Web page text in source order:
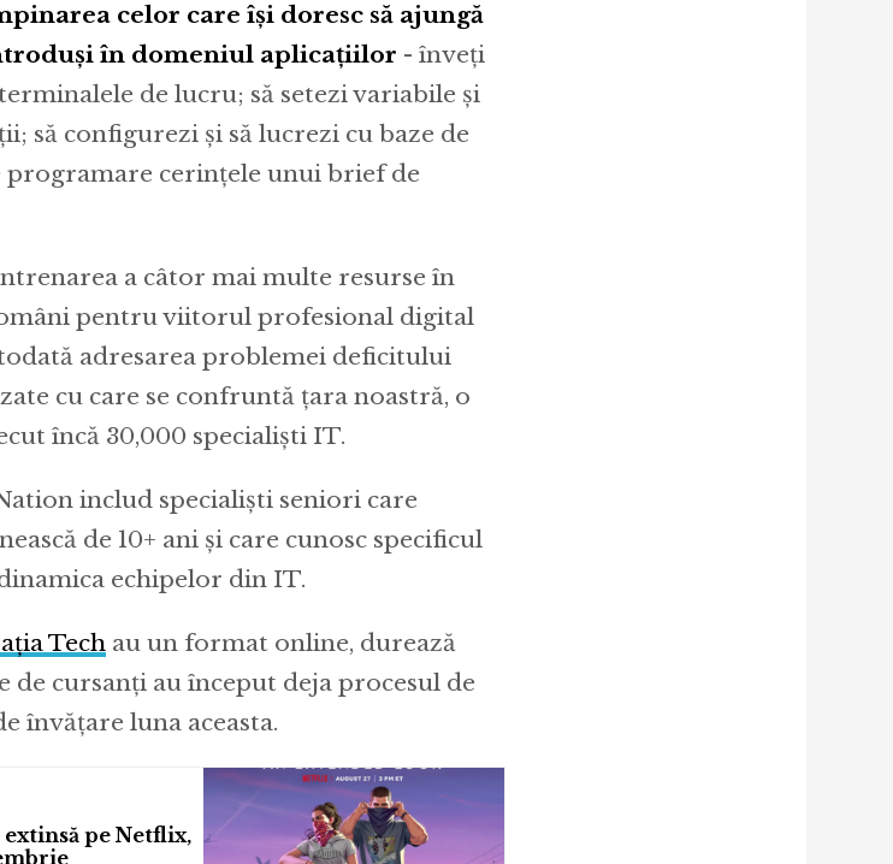
celor care își doresc să ajungă
în domeniul aplicațiilor - înveți
de lucru; să setezi variabile și
să configurezi și să lucrezi cu baze de
programare cerințele unui brief de
a câtor mai multe resurse în
pentru viitorul profesional digital
adresarea problemei deficitului
cu care se confruntă țara noastră, o
încă 30,000 specialiști IT.
includ specialiști seniori care
de 10+ ani și care cunosc specificul
echipelor din IT.
Tech au un format online, durează
de cursanți au început deja procesul de
învățare luna aceasta.
pe Netflix,